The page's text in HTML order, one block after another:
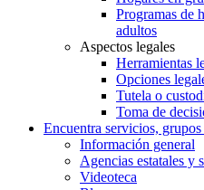
Programas de
adultos
Aspectos legales
Herramientas
Opciones
Tutela o
Toma de
Encuentra servicios,
Información general
Agencias estatales y
Videoteca